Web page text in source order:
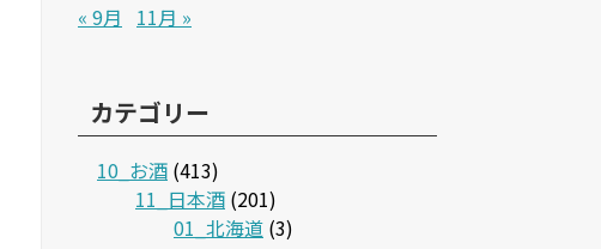
« 9月
11月 »
カテゴリー
10_お酒 (413)
11_日本酒 (201)
01_北海道 (3)